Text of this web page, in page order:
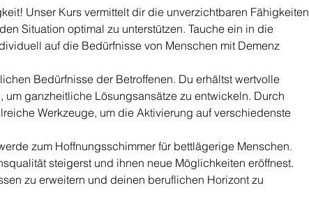
Unser Kurs vermittelt dir die unverzichtbaren Fähigkeiten
Situation optimal zu unterstützen. Tauche ein in die
auf die Bedürfnisse von Menschen mit Demenz
Bedürfnisse der Betroffenen. Du erhältst wertvolle
ganzheitliche Lösungsansätze zu entwickeln. Durch
Werkzeuge, um die Aktivierung auf verschiedenste
zum Hoffnungsschimmer für bettlägerige Menschen.
steigerst und ihnen neue Möglichkeiten eröffnest.
zu erweitern und deinen beruflichen Horizont zu